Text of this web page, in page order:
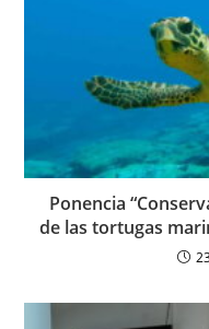
Ponencia
de las tortugas